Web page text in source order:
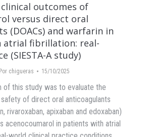
outcomes of
versus direct oral
(DOACs) and warfarin in
atrial fibrillation: real-
(SIESTA-A study)
Por chigueras 15/10/2025
of this study was to evaluate the
of direct oral anticoagulants
rivaroxaban, apixaban and edoxaban)
acenocoumarol in patients with atrial